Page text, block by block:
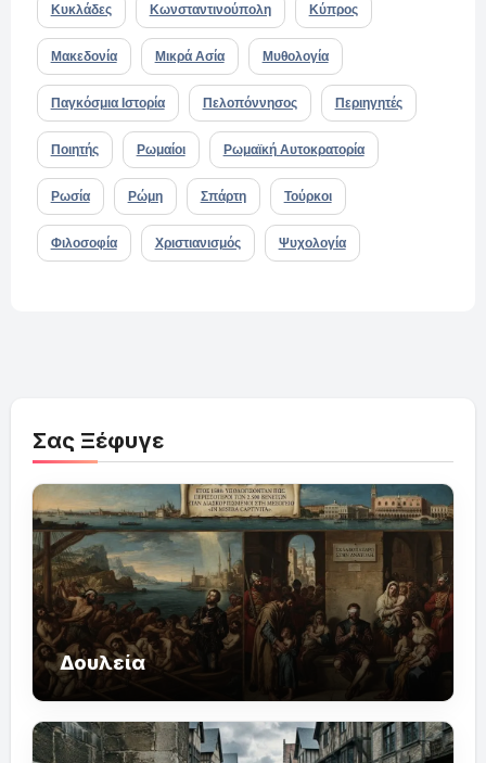
Κυκλάδες Κωνσταντινούπολη Κύπρος
Μακεδονία Μικρά Ασία Μυθολογία
Παγκόσμια Ιστορία Πελοπόννησος Περιηγητές
Ποιητής Ρωμαίοι Ρωμαϊκή Αυτοκρατορία
Ρωσία Ρώμη Σπάρτη Τούρκοι
Φιλοσοφία Χριστιανισμός Ψυχολογία
Σας Ξέφυγε
Δουλεία